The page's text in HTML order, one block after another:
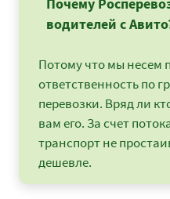
Почему
водителей с
Потому что мы несем
ответственность по
перевозки. Вряд ли
вам его. За счет
транспорт не
дешевле.